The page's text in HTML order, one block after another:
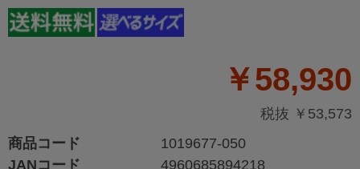
￥58,930
税抜 ￥53,573
商品コード
1019677-050
JANコード
4960685894218